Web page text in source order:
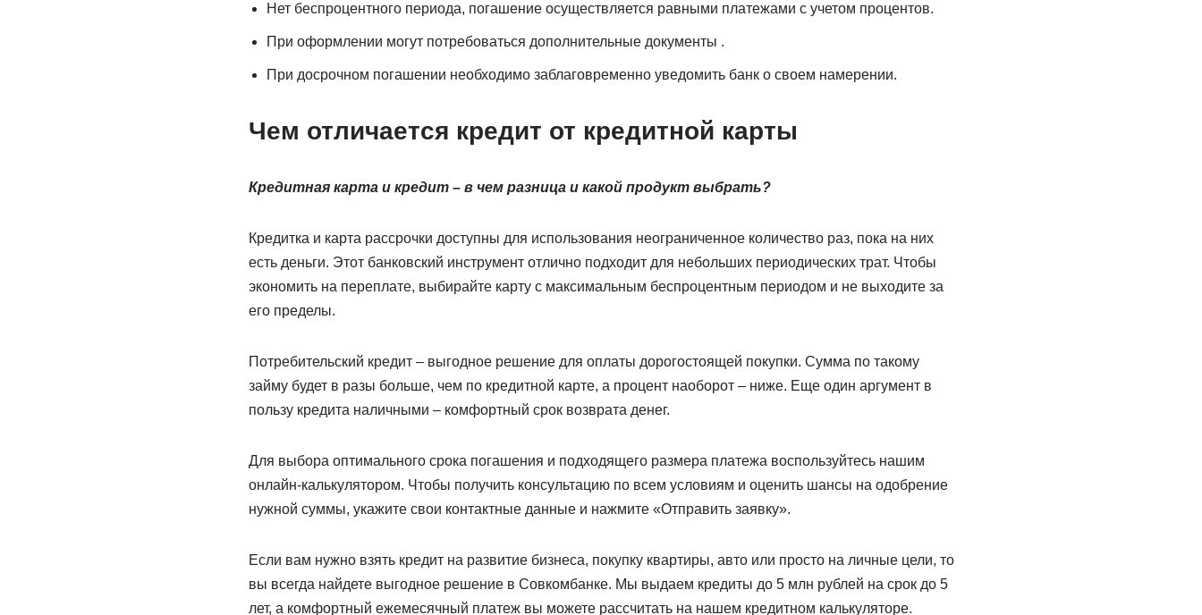
Нет беспроцентного периода, погашение осуществляется равными платежами с учетом процентов.
При оформлении могут потребоваться дополнительные документы .
При досрочном погашении необходимо заблаговременно уведомить банк о своем намерении.
Чем отличается кредит от кредитной карты
Кредитная карта и кредит – в чем разница и какой продукт выбрать?
Кредитка и карта рассрочки доступны для использования неограниченное количество раз, пока на них
есть деньги. Этот банковский инструмент отлично подходит для небольших периодических трат. Чтобы
экономить на переплате, выбирайте карту с максимальным беспроцентным периодом и не выходите за
его пределы.
Потребительский кредит – выгодное решение для оплаты дорогостоящей покупки. Сумма по такому
займу будет в разы больше, чем по кредитной карте, а процент наоборот – ниже. Еще один аргумент в
пользу кредита наличными – комфортный срок возврата денег.
Для выбора оптимального срока погашения и подходящего размера платежа воспользуйтесь нашим
онлайн-калькулятором. Чтобы получить консультацию по всем условиям и оценить шансы на одобрение
нужной суммы, укажите свои контактные данные и нажмите «Отправить заявку».
Если вам нужно взять кредит на развитие бизнеса, покупку квартиры, авто или просто на личные цели, то
вы всегда найдете выгодное решение в Совкомбанке. Мы выдаем кредиты до 5 млн рублей на срок до 5
лет, а комфортный ежемесячный платеж вы можете рассчитать на нашем кредитном калькуляторе.